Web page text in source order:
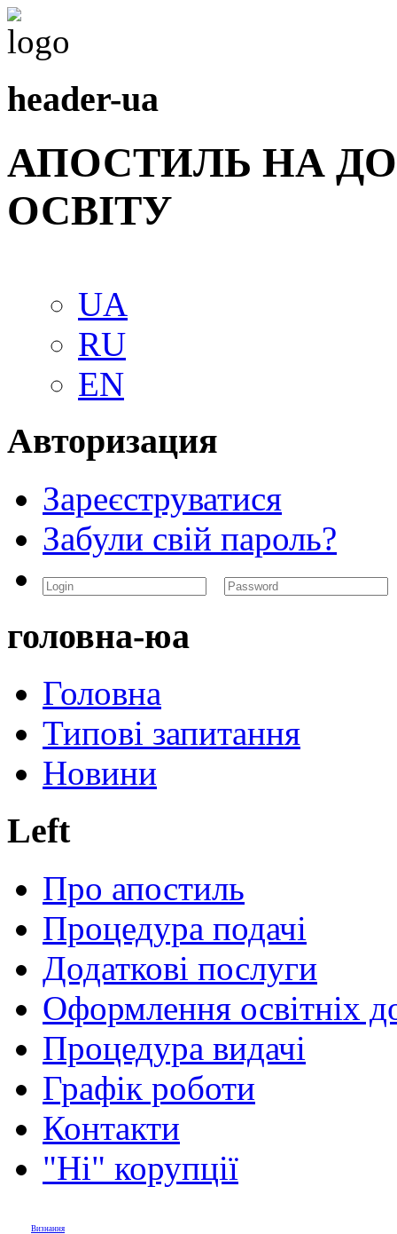
header-ua
АПОСТИЛЬ НА
ОСВIТУ
UA
RU
EN
Авторизация
Зареєструватися
Забули свій пароль?
головна-юа
Головна
Типові запитання
Новини
Left
Про апостиль
Процедура подачі
Додаткові послуги
Оформлення освітніх
Процедура видачі
Графік роботи
Контакти
"Ні" корупції
Визнання